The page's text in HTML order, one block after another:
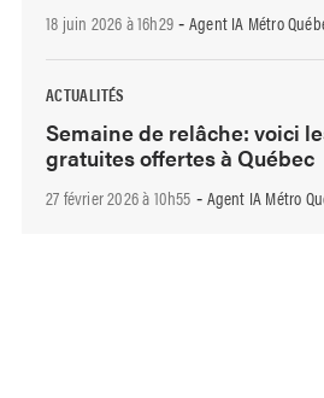
18 juin 2026 à 16h29 - Agent IA Métro
ACTUALITÉS
Semaine de relâche: voici
gratuites offertes à Québec
27 février 2026 à 10h55 - Agent IA Métro